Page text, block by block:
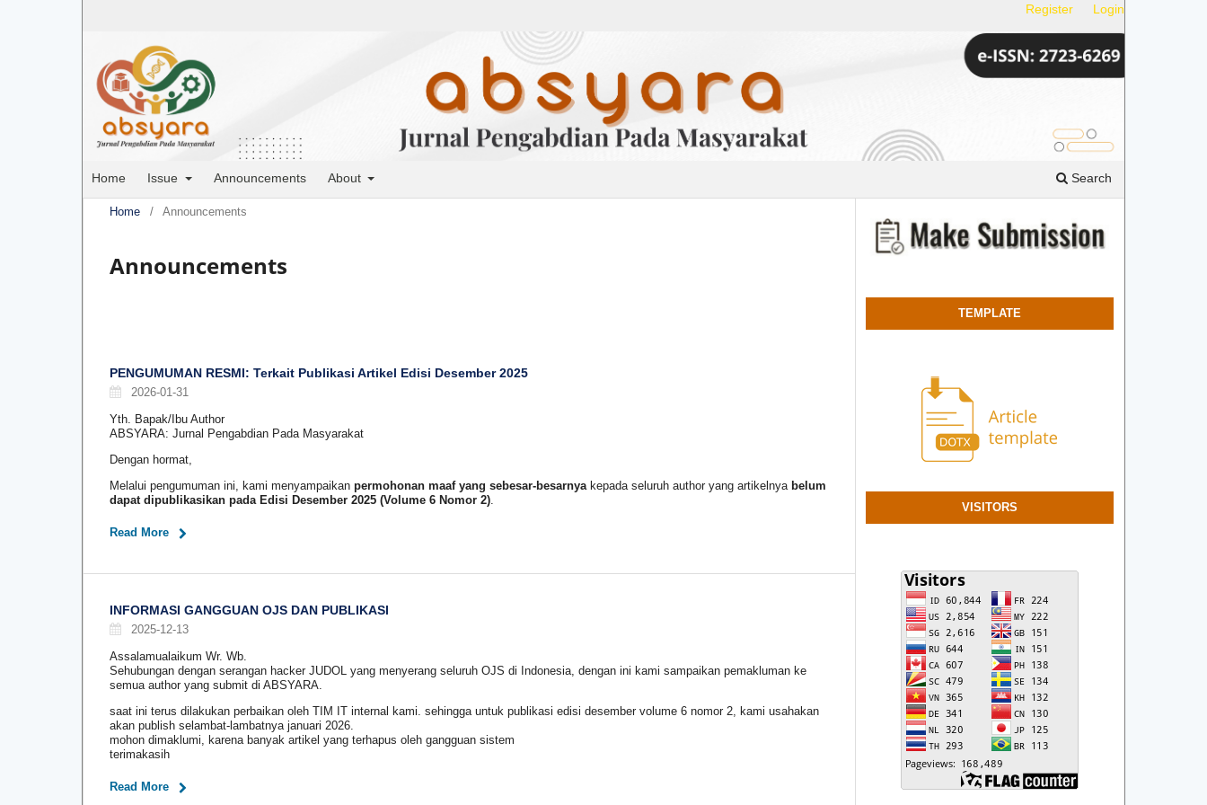
Home Issue Announcements About Search
Register Login
Home / Announcements
Announcements
PENGUMUMAN RESMI: Terkait Publikasi Artikel Edisi Desember 2025
2026-01-31
Yth. Bapak/Ibu Author
ABSYARA: Jurnal Pengabdian Pada Masyarakat
Dengan hormat,
Melalui pengumuman ini, kami menyampaikan permohonan maaf yang sebesar-besarnya kepada seluruh author yang artikelnya belum
dapat dipublikasikan pada Edisi Desember 2025 (Volume 6 Nomor 2)
Read More
INFORMASI GANGGUAN OJS DAN PUBLIKASI
2025-12-13
Assalamualaikum Wr. Wb.
Sehubungan dengan serangan hacker JUDOL yang menyerang seluruh OJS di Indonesia, dengan ini kami sampaikan pemakluman ke
semua author yang submit di ABSYARA.
saat ini terus dilakukan perbaikan oleh TIM IT internal kami. sehingga untuk publikasi edisi desember volume 6 nomor 2, kami usahakan
akan publish selambat-lambatnya januari 2026.
mohon dimaklumi, karena banyak artikel yang terhapus oleh gangguan sistem
terimakasih
Read More
TEMPLATE
VISITORS